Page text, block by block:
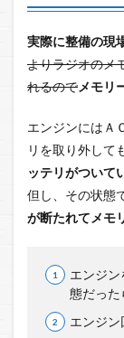
実際に整備の現
よりラジオのメ
れるのでメモリ
エンジンにはＡ
リを取り外して
ッテリがついて
但し、その状態
が断たれてメモ
エンジ
態だった
エンジン